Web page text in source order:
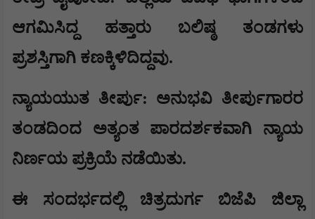
ಆಗಮಿಸಿದ್ದ ಹತ್ತಾರು ಬಲಿಷ್ಠ ತಂಡಗಳು
ಪ್ರಶಸ್ತಿಗಾಗಿ ಕಣಕ್ಕಿಳಿದಿದ್ದವು.
ನ್ಯಾಯಯುತ ತೀರ್ಪು: ಅನುಭವಿ ತೀರ್ಪುಗಾರರ
ತಂಡದಿಂದ ಅತ್ಯಂತ ಪಾರದರ್ಶಕವಾಗಿ ನ್ಯಾಯ
ನಿರ್ಣಯ ಪ್ರಕ್ರಿಯೆ ನಡೆಯಿತು.
ಈ ಸಂದರ್ಭದಲ್ಲಿ ಚಿತ್ರದುರ್ಗ ಬಿಜೆಪಿ ಜಿಲ್ಲಾ